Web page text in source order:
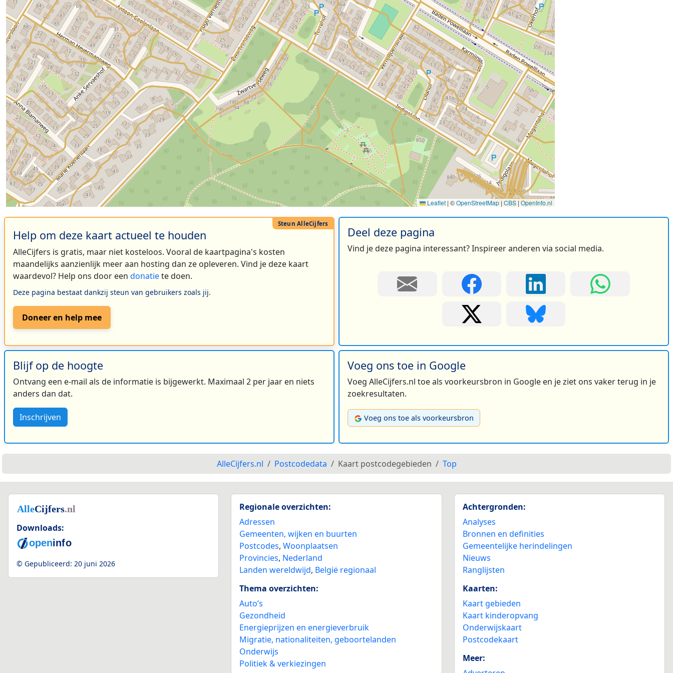
Leaflet | ©OpenStreetMap| CBS | OpenInfo.nl
Help om deze kaart actueel te houden
AlleCijfers is gratis, maar niet kosteloos. Vooral de kaartpagina's kosten
maandelijks aanzienlijk meer aan hosting dan ze opleveren. Vind je deze kaart
waardevol? Help ons door een donatiete doen.
Deze pagina bestaat dankzij steun van gebruikers zoals jij.
Doneer en help mee
Deel deze pagina
Vind je deze pagina interessant? Inspireer anderen via social media.
Blijf op de hoogte
Ontvang een e-mail als de informatie is bijgewerkt. Maximaal 2 per jaar en niets
anders dan dat.
Inschrijven
Voeg ons toe in Google
Voeg AlleCijfers.nl toe als voorkeursbron in Google en je ziet ons vaker terug in je
zoekresultaten.
Voeg ons toe als voorkeursbron
AlleCijfers.nl Postcodedata Kaart postcodegebieden Top
Downloads:
© Gepubliceerd: 20 juni 2026
Regionale overzichten:
Adressen
Gemeenten, wijken en buurten
Postcodes,Woonplaatsen
Provincies, Nederland
Landen wereldwijd, België regionaal
Thema overzichten:
Auto’s
Gezondheid
Energieprijzen en energieverbruik
Migratie, nationaliteiten, geboortelanden
Onderwijs
Politiek & verkiezingen
Achtergronden:
Analyses
Bronnen en definities
Gemeentelijke herindelingen
Nieuws
Ranglijsten
Kaarten:
Kaart gebieden
Kaart kinderopvang
Onderwijskaart
Postcodekaart
Meer: